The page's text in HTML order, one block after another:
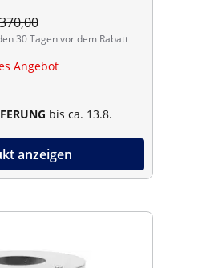
30 Tagen vor dem Rabatt
Angebot
bis ca. 13.8.
anzeigen